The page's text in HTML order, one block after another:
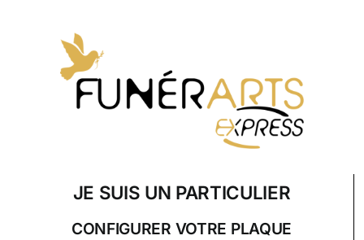
JE SUIS UN PARTICULIER
CONFIGURER VOTRE PLAQUE